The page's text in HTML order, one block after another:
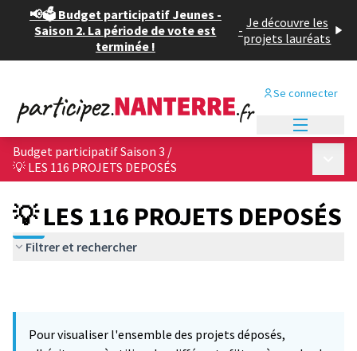
📢🗳️ Budget participatif Jeunes -
Saison 2. La période de vote est
terminée !
- Je découvre les
projets lauréats
Se connecter
Budget participatif Saison 3 /
💡 LES 116 PROJETS DEPOSÉS
💡 LES 116 PROJETS DEPOSÉS
Filtrer et rechercher
Pour visualiser l'ensemble des projets déposés,